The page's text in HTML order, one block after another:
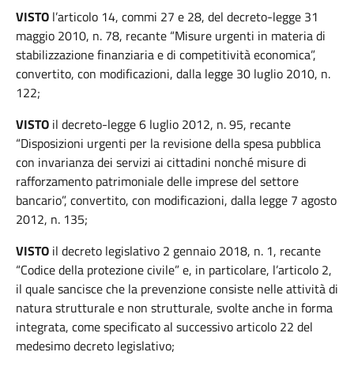
VISTO l’articolo 14, commi 27 e 28, del decreto-legge 31
maggio 2010, n. 78, recante “Misure urgenti in materia di
stabilizzazione finanziaria e di competitività economica”,
convertito, con modificazioni, dalla legge 30 luglio 2010, n.
122;
VISTO il decreto-legge 6 luglio 2012, n. 95, recante
“Disposizioni urgenti per la revisione della spesa pubblica
con invarianza dei servizi ai cittadini nonché misure di
rafforzamento patrimoniale delle imprese del settore
bancario”, convertito, con modificazioni, dalla legge 7 agosto
2012, n. 135;
VISTO il decreto legislativo 2 gennaio 2018, n. 1, recante
“Codice della protezione civile” e, in particolare, l’articolo 2,
il quale sancisce che la prevenzione consiste nelle attività di
natura strutturale e non strutturale, svolte anche in forma
integrata, come specificato al successivo articolo 22 del
medesimo decreto legislativo;